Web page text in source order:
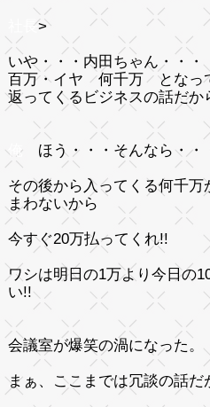
社長>
いや・・・内田ちゃん・・
百万・イヤ 何千万 となっ
返ってくるビジネスの話だ
俺ほう・・・そんなら・・
その後から入ってくる何千
まわないから
今すぐ20万払ってくれ!!
ワシは明日の1万より今日の
い!!
会議室が爆笑の渦になった。
まぁ、ここまでは冗談の話だ